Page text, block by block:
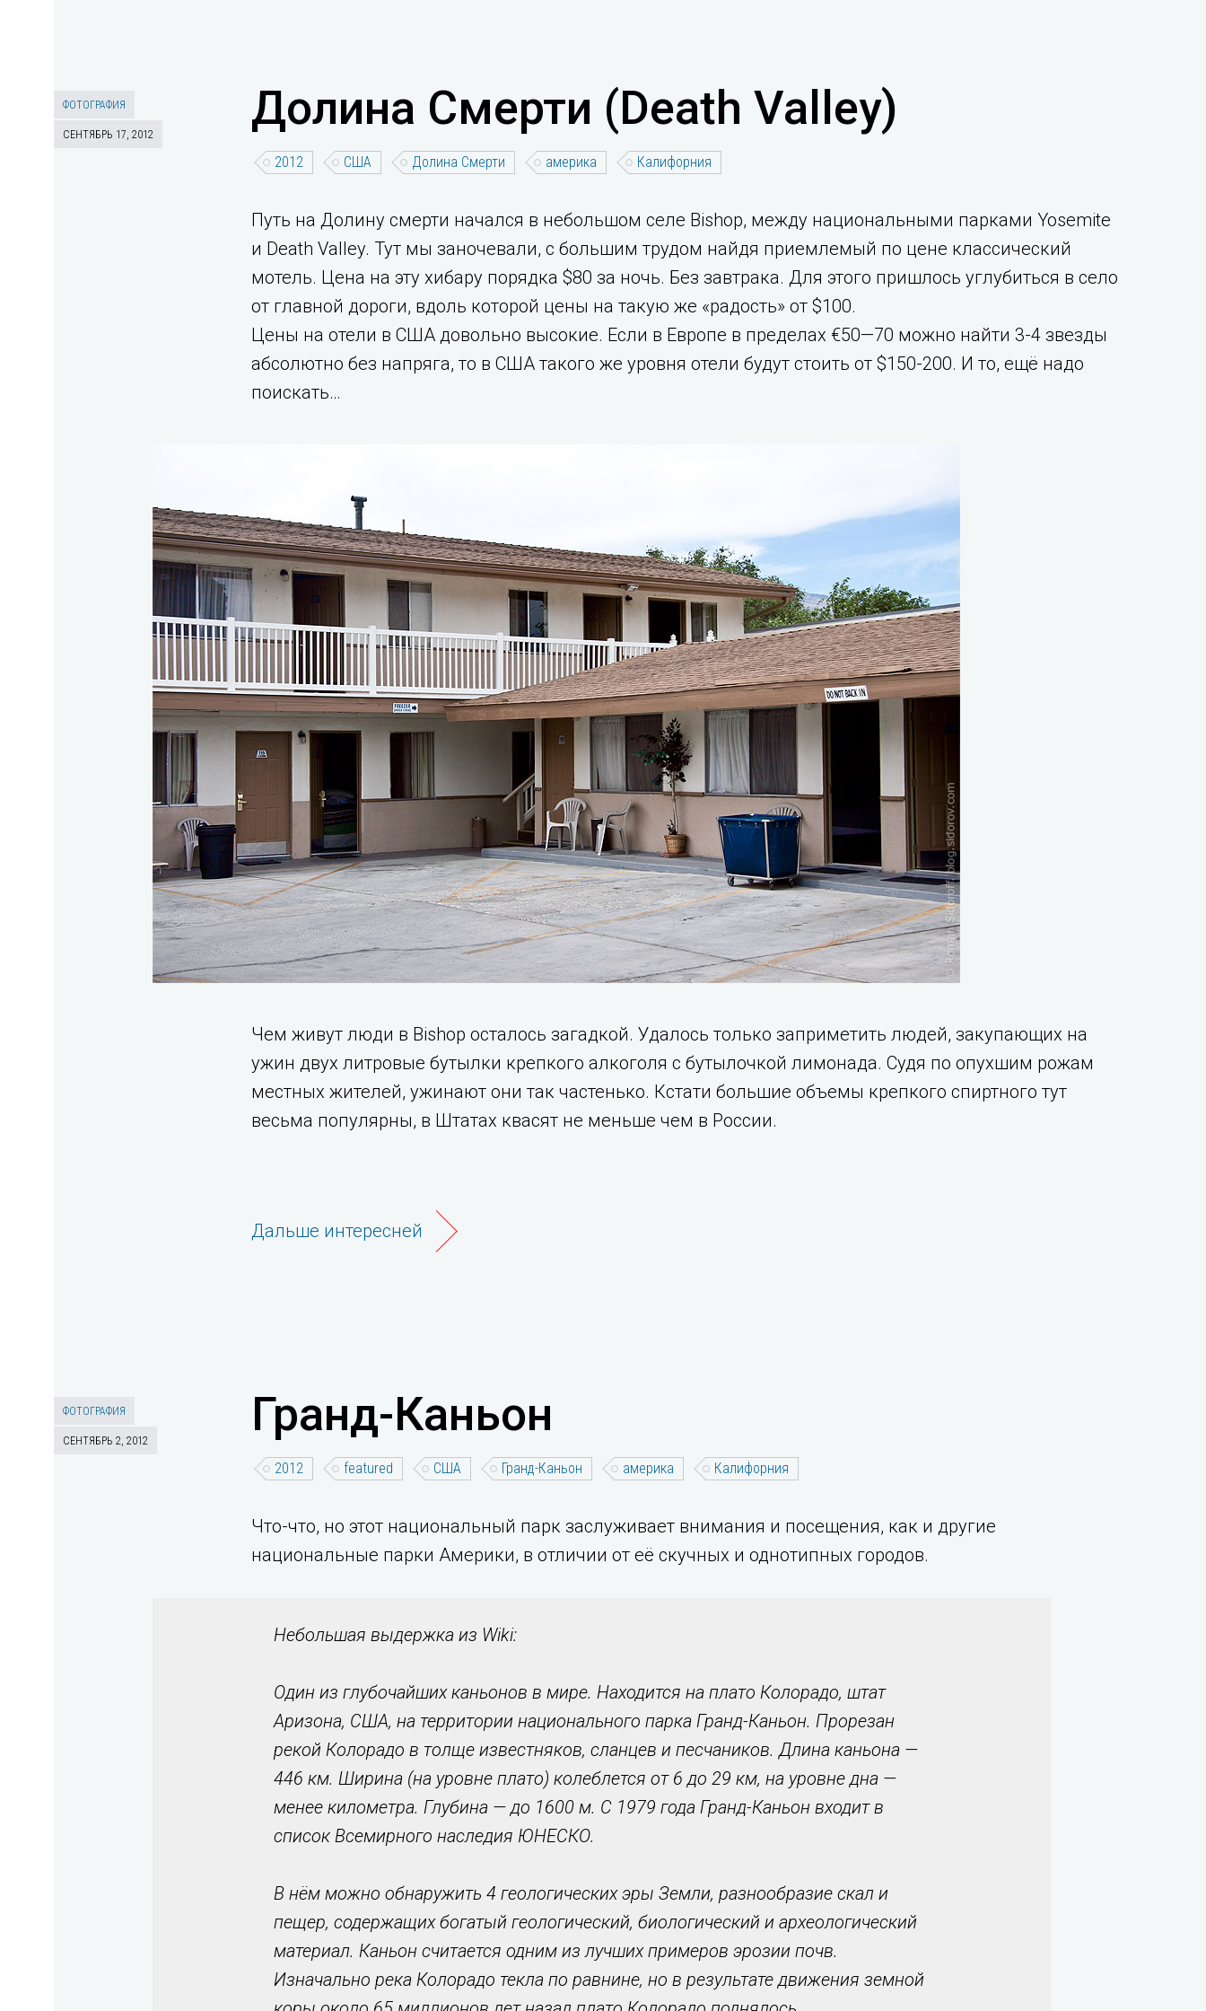
ФОТОГРАФИЯ
СЕНТЯБРЬ 17, 2012 Долина Смерти (Death Valley)
2012 США Долина Смерти америка Калифорния
Путь на Долину смерти начался в небольшом селе Bishop, между национальными парками Yosemite
и Death Valley. Тут мы заночевали, с большим трудом найдя приемлемый по цене классический
мотель. Цена на эту хибару порядка $80 за ночь. Без завтрака. Для этого пришлось углубиться в село
от главной дороги, вдоль которой цены на такую же «радость» от $100.
Цены на отели в США довольно высокие. Если в Европе в пределах €50—70 можно найти 3-4 звезды
абсолютно без напряга, то в США такого же уровня отели будут стоить от $150-200. И то, ещё надо
поискать…
Чем живут люди в Bishop осталось загадкой. Удалось только заприметить людей, закупающих на
ужин двух литровые бутылки крепкого алкоголя с бутылочкой лимонада. Судя по опухшим рожам
местных жителей, ужинают они так частенько. Кстати большие объемы крепкого спиртного тут
весьма популярны, в Штатах квасят не меньше чем в России.
Дальше интересней
ФОТОГРАФИЯ
СЕНТЯБРЬ 2, 2012 Гранд-Каньон
2012 featured США Гранд-Каньон америка Калифорния
Что-что, но этот национальный парк заслуживает внимания и посещения, как и другие
национальные парки Америки, в отличии от её скучных и однотипных городов.
Небольшая выдержка из Wiki:
Один из глубочайших каньонов в мире. Находится на плато Колорадо, штат
Аризона, США, на территории национального парка Гранд-Каньон. Прорезан
рекой Колорадо в толще известняков, сланцев и песчаников. Длина каньона —
446 км. Ширина (на уровне плато) колеблется от 6 до 29 км, на уровне дна —
менее километра. Глубина — до 1600 м. С 1979 года Гранд-Каньон входит в
список Всемирного наследия ЮНЕСКО.
В нём можно обнаружить 4 геологических эры Земли, разнообразие скал и
пещер, содержащих богатый геологический, биологический и археологический
материал. Каньон считается одним из лучших примеров эрозии почв.
Изначально река Колорадо текла по равнине, но в результате движения земной